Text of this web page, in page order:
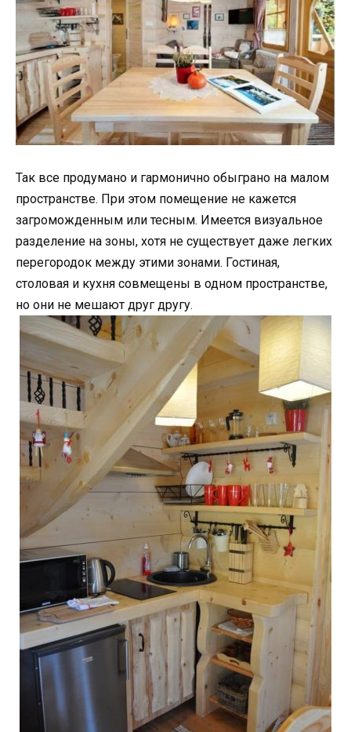
Так все продумано и гармонично обыграно на малом
пространстве. При этом помещение не кажется
загроможденным или тесным. Имеется визуальное
разделение на зоны, хотя не существует даже легких
перегородок между этими зонами. Гостиная,
столовая и кухня совмещены в одном пространстве,
но они не мешают друг другу.